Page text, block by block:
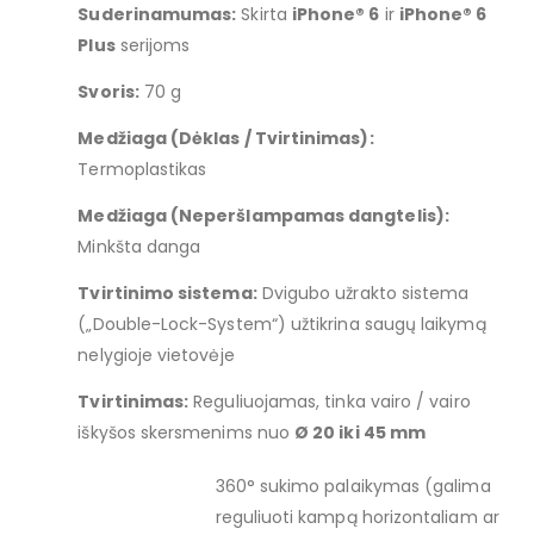
Suderinamumas: Skirta iPhone® 6 ir iPhone® 6
Plusserijoms
Svoris:70 g
Medžiaga (Dėklas / Tvirtinimas):
Termoplastikas
Medžiaga (Neperšlampamas dangtelis):
Minkšta danga
Tvirtinimo sistema:Dvigubo užrakto sistema
(„Double-Lock-System“) užtikrina saugų laikymą
nelygioje vietovėje
Tvirtinimas: Reguliuojamas, tinka vairo / vairo
iškyšos skersmenims nuo Ø 20 iki 45 mm
360° sukimo palaikymas (galima
reguliuoti kampą horizontaliam ar